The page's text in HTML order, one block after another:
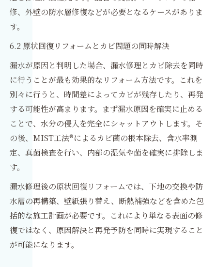
修、外壁の防水層修復などが必要となるケースがありま
す。
6.2 原状回復リフォームとカビ問題の同時解決
漏水が原因と判明した場合、漏水修理とカビ除去を同時
に行うことが最も効果的なリフォーム方法です。これを
別々に行うと、時間差によってカビが残存したり、再発
する可能性が高まります。まず漏水原因を確実に止める
ことで、水分の侵入を完全にシャットアウトします。そ
の後、MIST工法®によるカビ菌の根本除去、含水率測
定、真菌検査を行い、内部の湿気や菌を確実に排除しま
す。
漏水修理後の原状回復リフォームでは、下地の交換や防
水層の再構築、壁紙張り替え、断熱補強などを含めた包
括的な施工計画が必要です。これにより単なる表面の修
復ではなく、原因解決と再発予防を同時に実現すること
が可能になります。